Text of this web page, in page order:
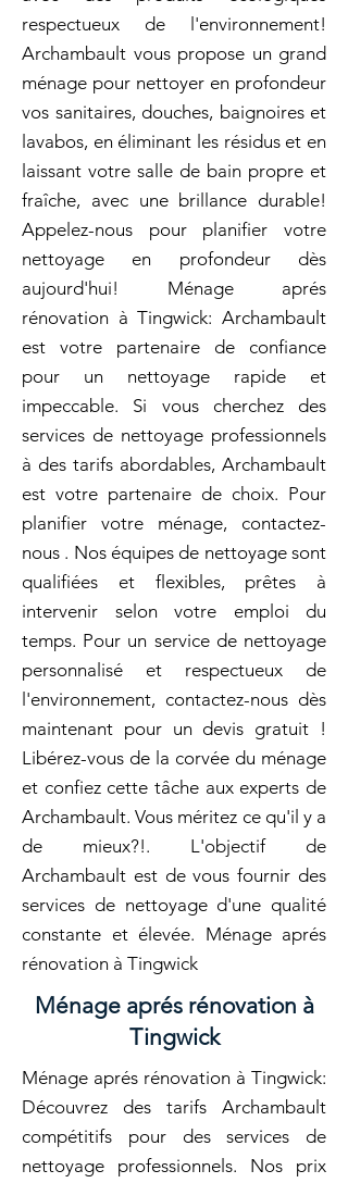
respectueux de l'environnement!
Archambault vous propose un grand
ménage pour nettoyer en profondeur
vos sanitaires, douches, baignoires et
lavabos, en éliminant les résidus et en
laissant votre salle de bain propre et
fraîche, avec une brillance durable!
Appelez-nous pour planifier votre
nettoyage en profondeur dès
aujourd'hui! Ménage aprés
rénovation à Tingwick: Archambault
est votre partenaire de confiance
pour un nettoyage rapide et
impeccable. Si vous cherchez des
services de nettoyage professionnels
à des tarifs abordables, Archambault
est votre partenaire de choix. Pour
planifier votre ménage, contactez-
nous . Nos équipes de nettoyage sont
qualifiées et flexibles, prêtes à
intervenir selon votre emploi du
temps. Pour un service de nettoyage
personnalisé et respectueux de
l'environnement, contactez-nous dès
maintenant pour un devis gratuit !
Libérez-vous de la corvée du ménage
et confiez cette tâche aux experts de
Archambault. Vous méritez ce qu'il y a
de mieux?!. L'objectif de
Archambault est de vous fournir des
services de nettoyage d'une qualité
constante et élevée. Ménage aprés
rénovation à Tingwick
Ménage aprés rénovation à
Tingwick
Ménage aprés rénovation à Tingwick:
Découvrez des tarifs Archambault
compétitifs pour des services de
nettoyage professionnels. Nos prix